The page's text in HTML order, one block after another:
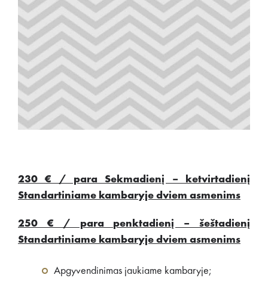
230 € / para Sekmadienį – ketvirtadienį
Standartiniame kambaryje dviem asmenims
250 € / para penktadienį – šeštadienį
Standartiniame kambaryje dviem asmenims
Apgyvendinimas jaukiame kambaryje;